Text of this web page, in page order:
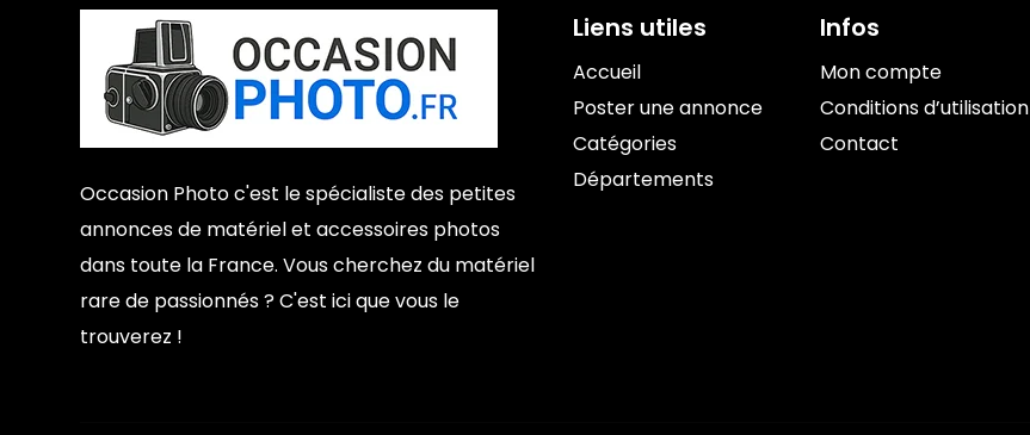
Occasion Photo c'est le spécialiste des petites
annonces de matériel et accessoires photos
dans toute la France. Vous cherchez du matériel
rare de passionnés ? C'est ici que vous le
trouverez !
Liens utiles
Accueil
Poster une annonce
Catégories
Départements
Infos
Mon compte
Conditions d’utilisation
Contact